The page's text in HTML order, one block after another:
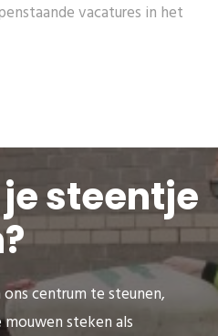
vacatures in het
steentje
centrum te steunen,
steken als